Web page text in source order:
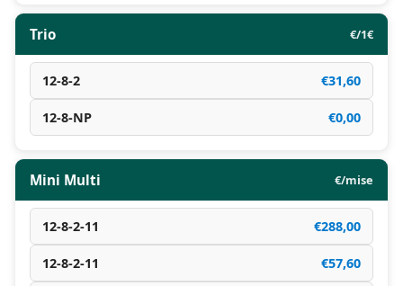
Trio €/1€
12-8-2 €31,60
12-8-NP €0,00
Mini Multi €/mise
12-8-2-11 €288,00
12-8-2-11 €57,60